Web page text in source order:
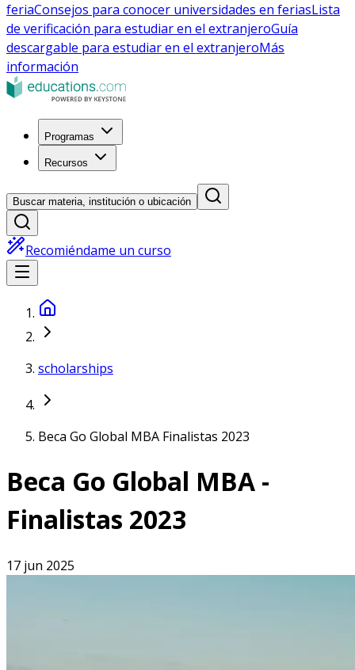
feriaConsejos para conocer universidades en feriasLista
de verificación para estudiar en el extranjeroGuía
descargable para estudiar en el extranjeroMás
información
Programas
Recursos
Buscar materia, institución o ubicación
Recomiéndame un curso
scholarships
Beca Go Global MBA Finalistas 2023
Beca Go Global MBA -
Finalistas 2023
17 jun 2025